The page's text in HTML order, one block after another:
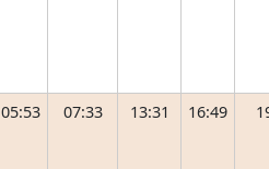
05:53 07:33 13:31 16:49